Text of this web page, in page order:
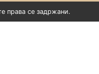
права се задржани.